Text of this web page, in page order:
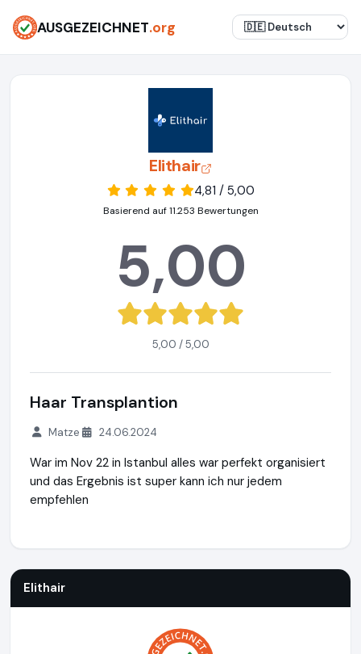
AUSGEZEICHNET.org
Elithair
4,81 / 5,00
Basierend auf 11.253 Bewertungen
5,00
5,00 / 5,00
Haar Transplantion
Matze 24.06.2024
War im Nov 22 in Istanbul alles war perfekt organisiert
und das Ergebnis ist super kann ich nur jedem
empfehlen
Elithair